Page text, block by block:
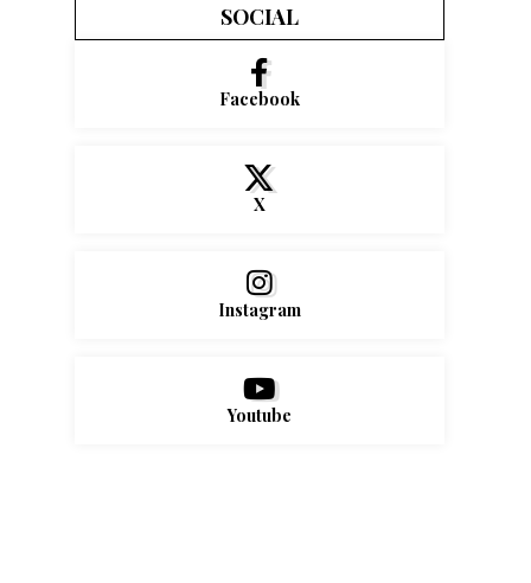
SOCIAL
Facebook
X
Instagram
Youtube